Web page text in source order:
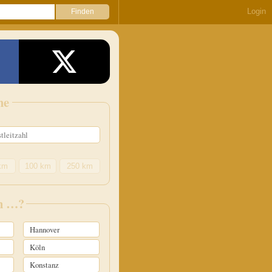
Login
100 km 250 km
…?
Hannover
Köln
Konstanz